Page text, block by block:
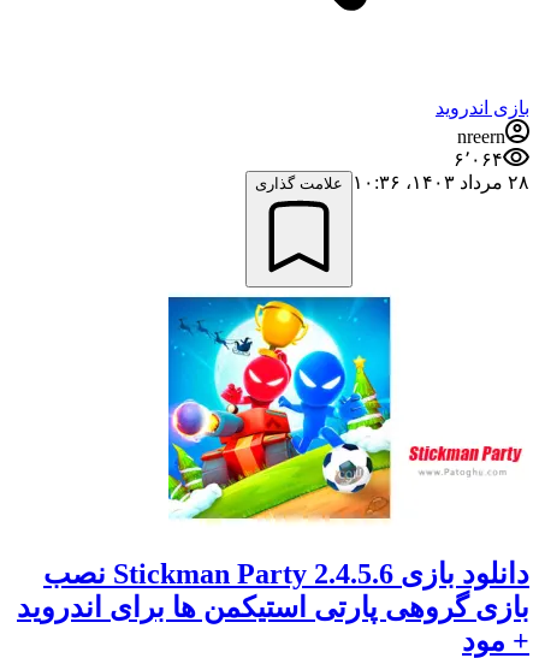
بازی اندروید
nreern
۶٬۰۶۴
۲۸ مرداد ۱۴۰۳،‏ ۱۰:۳۶
علامت گذاری
دانلود بازی Stickman Party 2.4.5.6 نصب
بازی گروهی پارتی استیکمن ها برای اندروید
+ مود